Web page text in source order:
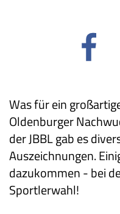
Was für ein
Oldenburger
der JBBL gab es
Auszeichnungen.
dazukommen - bei
Sportlerwahl!